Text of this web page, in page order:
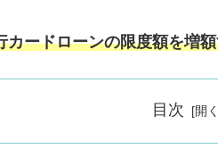
カードローンの限度額を増
目次